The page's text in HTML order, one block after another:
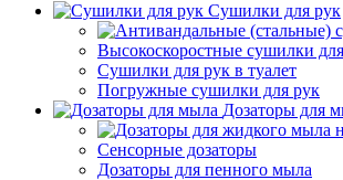
Сушилки для рук
Высокоскоростные сушилки
Сушилки для рук в туалет
Погружные сушилки для рук
Дозаторы для
Сенсорные дозаторы
Дозаторы для пенного мыла